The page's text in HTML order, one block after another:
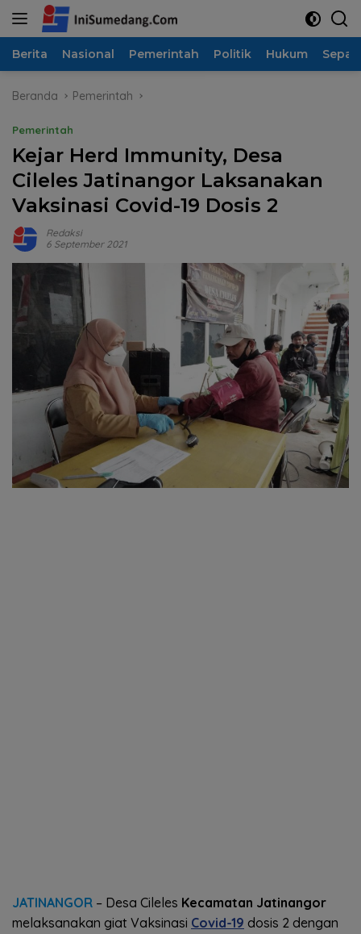
Langsung
Berita Nasional Pemerintah Politik Hukum
Beranda Pemerintah
Pemerintah
Kejar Herd Immunity, Desa
Cileles Jatinangor Laksanakan
Vaksinasi Covid-19 Dosis 2
Redaksi
6 September 2021
JATINANGOR – Desa Cileles Kecamatan Jatinangor
melaksanakan giat Vaksinasi Covid-19 dosis 2 dengan